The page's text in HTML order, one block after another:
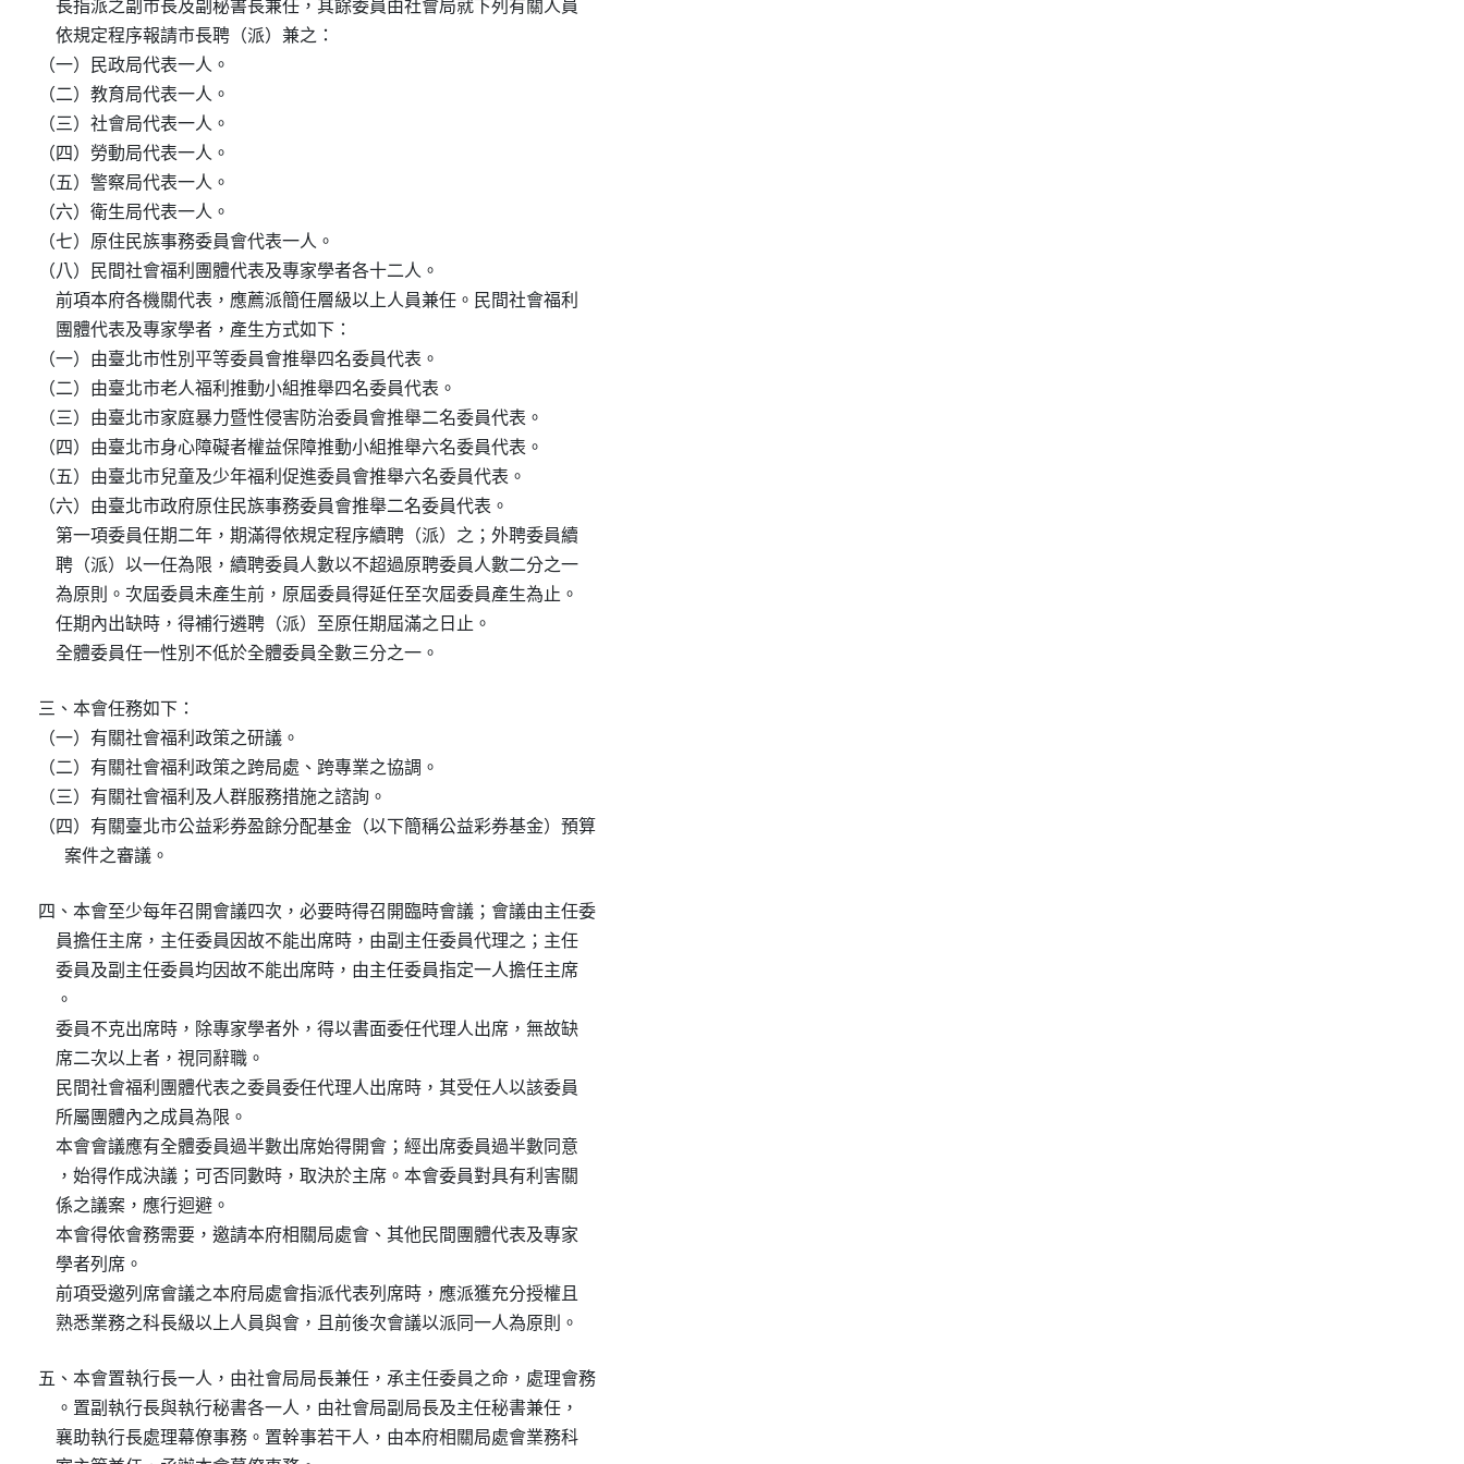
    長指派之副市長及副秘書長兼任，其餘委員由社會局就下列有關人員
    依規定程序報請市長聘（派）兼之：
（一）民政局代表一人。
（二）教育局代表一人。
（三）社會局代表一人。
（四）勞動局代表一人。
（五）警察局代表一人。
（六）衛生局代表一人。
（七）原住民族事務委員會代表一人。
（八）民間社會福利團體代表及專家學者各十二人。
    前項本府各機關代表，應薦派簡任層級以上人員兼任。民間社會福利
    團體代表及專家學者，產生方式如下：
（一）由臺北市性別平等委員會推舉四名委員代表。
（二）由臺北市老人福利推動小組推舉四名委員代表。
（三）由臺北市家庭暴力暨性侵害防治委員會推舉二名委員代表。
（四）由臺北市身心障礙者權益保障推動小組推舉六名委員代表。
（五）由臺北市兒童及少年福利促進委員會推舉六名委員代表。
（六）由臺北市政府原住民族事務委員會推舉二名委員代表。
    第一項委員任期二年，期滿得依規定程序續聘（派）之；外聘委員續
    聘（派）以一任為限，續聘委員人數以不超過原聘委員人數二分之一
    為原則。次屆委員未產生前，原屆委員得延任至次屆委員產生為止。
    任期內出缺時，得補行遴聘（派）至原任期屆滿之日止。
    全體委員任一性別不低於全體委員全數三分之一。
三、本會任務如下：
（一）有關社會福利政策之研議。
（二）有關社會福利政策之跨局處、跨專業之協調。
（三）有關社會福利及人群服務措施之諮詢。
（四）有關臺北市公益彩券盈餘分配基金（以下簡稱公益彩券基金）預算
      案件之審議。
四、本會至少每年召開會議四次，必要時得召開臨時會議；會議由主任委
    員擔任主席，主任委員因故不能出席時，由副主任委員代理之；主任
    委員及副主任委員均因故不能出席時，由主任委員指定一人擔任主席
    。
    委員不克出席時，除專家學者外，得以書面委任代理人出席，無故缺
    席二次以上者，視同辭職。
    民間社會福利團體代表之委員委任代理人出席時，其受任人以該委員
    所屬團體內之成員為限。
    本會會議應有全體委員過半數出席始得開會；經出席委員過半數同意
    ，始得作成決議；可否同數時，取決於主席。本會委員對具有利害關
    係之議案，應行迴避。
    本會得依會務需要，邀請本府相關局處會、其他民間團體代表及專家
    學者列席。
    前項受邀列席會議之本府局處會指派代表列席時，應派獲充分授權且
    熟悉業務之科長級以上人員與會，且前後次會議以派同一人為原則。
五、本會置執行長一人，由社會局局長兼任，承主任委員之命，處理會務
    。置副執行長與執行秘書各一人，由社會局副局長及主任秘書兼任，
    襄助執行長處理幕僚事務。置幹事若干人，由本府相關局處會業務科